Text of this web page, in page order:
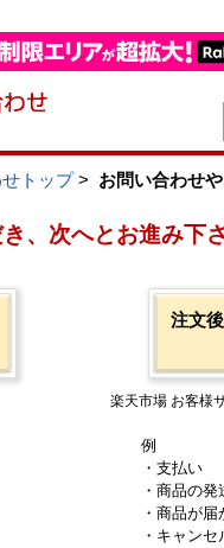
トップ> お問い合わせ
、次へとお進み下
注文
楽天市場 お客様
例
・支払い
・商品の
・商品が届
・キャン